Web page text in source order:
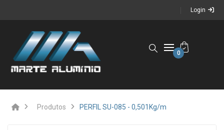
Login
0
Produtos PERFIL SU-085 - 0,501Kg/m